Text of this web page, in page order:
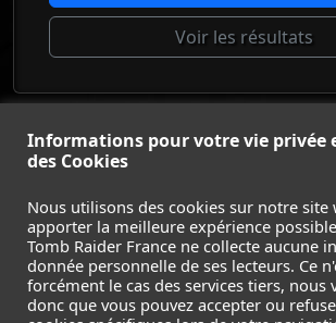
Voir les résultats
Informations pour votre vie privée
des Cookies
Nous utilisons des cookies sur notre site
apporter la meilleure expérience
Tomb Raider France ne collecte aucune
donnée personnelle de ses lecteurs. Ce
forcément le cas des services tiers, nous
donc que vous pouvez accepter ou
© Tomb Raider France 2008
Lara Croft et Tomb Raider sont des
ACCUEIL- TOMB RAIDER- LEGACY
CATALYST- LARA CROFT- FILMS-
MENTIONS LÉGALES /
Suivez nous sur les